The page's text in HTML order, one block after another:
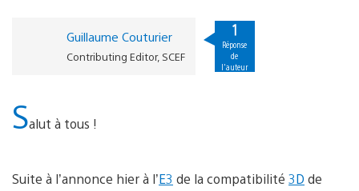
Guillaume Couturier
Contributing Editor, SCEF
1
Réponse
de
l'auteur
Salut à tous !
Suite à l’annonce hier à l’E3 de la compatibilité 3D de